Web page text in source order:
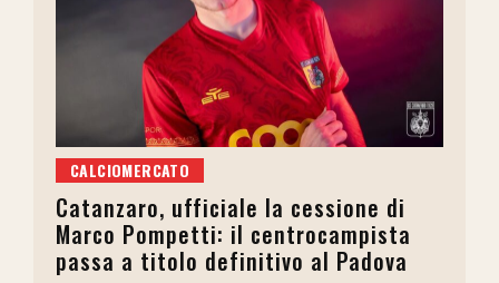
CALCIOMERCATO
Catanzaro, ufficiale la cessione di
Marco Pompetti: il centrocampista
passa a titolo definitivo al Padova